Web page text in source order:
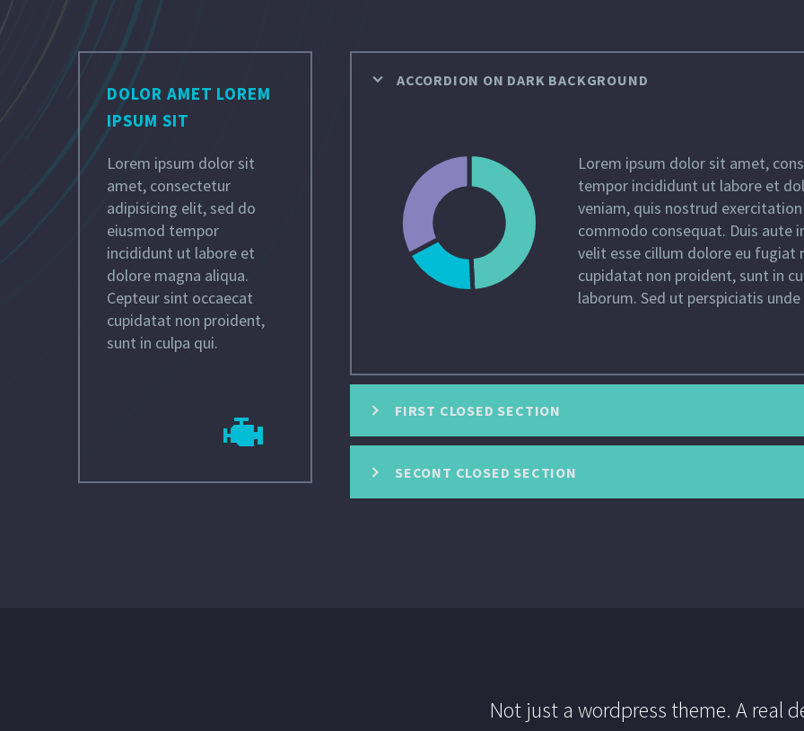
DOLOR AMET LOREM
IPSUM SIT
Lorem ipsum dolor sit
amet, consectetur
adipisicing elit, sed do
eiusmod tempor
incididunt ut labore et
dolore magna aliqua.
Cepteur sint occaecat
cupidatat non proident,
sunt in culpa qui.


ACCORDION ON DARK BACKGROUND
Lorem ipsum dolor sit amet,
tempor incididunt ut labore et
veniam, quis nostrud
commodo consequat. Duis aute
velit esse cillum dolore eu fugiat
cupidatat non proident, sunt in
laborum. Sed ut perspiciatis
FIRST CLOSED SECTION
SECONT CLOSED SECTION
Not just a wordpress theme. A real